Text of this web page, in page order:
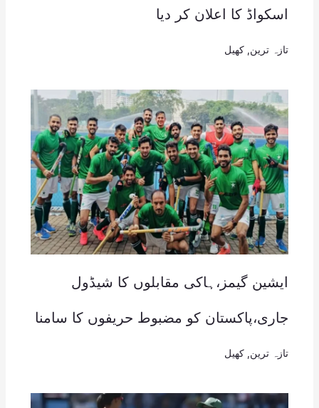
اسکواڈ کا اعلان کر دیا
تازہ ترین کھیل
ایشین گیمز،ہاکی مقابلوں کا شیڈول
جاری،پاکستان کو مضبوط حریفوں کا سامنا
تازہ ترین کھیل